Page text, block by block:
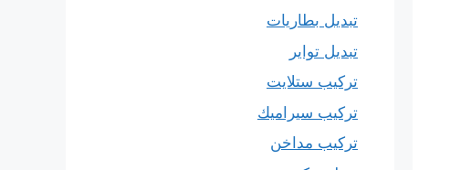
تبديل بطاريات
تبديل تواير
تركيب ستلايت
تركيب سيراميك
تركيب مداخن